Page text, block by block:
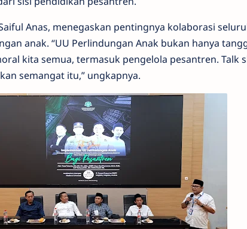
Anas, menegaskan pentingnya kolaborasi
anak. “UU Perlindungan Anak bukan hanya
kita semua, termasuk pengelola pesantren. Talk
semangat itu,” ungkapnya.